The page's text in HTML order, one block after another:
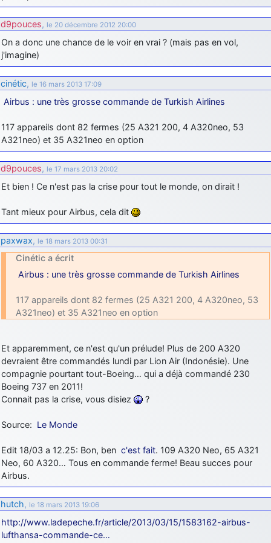
d9pouces, le 20 décembre 2012 20:00
On a donc une chance de le voir en vrai ? (mais pas en vol,
j'imagine)
cinétic, le 16 mars 2013 17:09
Airbus : une très grosse commande de Turkish Airlines
117 appareils dont 82 fermes (25 A321 200, 4 A320neo, 53
A321neo) et 35 A321neo en option
d9pouces, le 17 mars 2013 20:02
Et bien ! Ce n'est pas la crise pour tout le monde, on dirait !
Tant mieux pour Airbus, cela dit
paxwax, le 18 mars 2013 00:31
Cinétic a écrit
Airbus : une très grosse commande de Turkish Airlines
117 appareils dont 82 fermes (25 A321 200, 4 A320neo, 53
A321neo) et 35 A321neo en option
Et apparemment, ce n'est qu'un prélude! Plus de 200 A320
devraient être commandés lundi par Lion Air (Indonésie). Une
compagnie pourtant tout-Boeing… qui a déjà commandé 230
Boeing 737 en 2011!
Connait pas la crise, vous disiez
?
Source: Le Monde
Edit 18/03 a 12.25: Bon, ben c'est fait. 109 A320 Neo, 65 A321
Neo, 60 A320… Tous en commande ferme! Beau succes pour
Airbus.
hutch, le 18 mars 2013 19:06
http://www.ladepeche.fr/article/2013/03/15/1583162-airbus-
lufthansa-commande-ce…